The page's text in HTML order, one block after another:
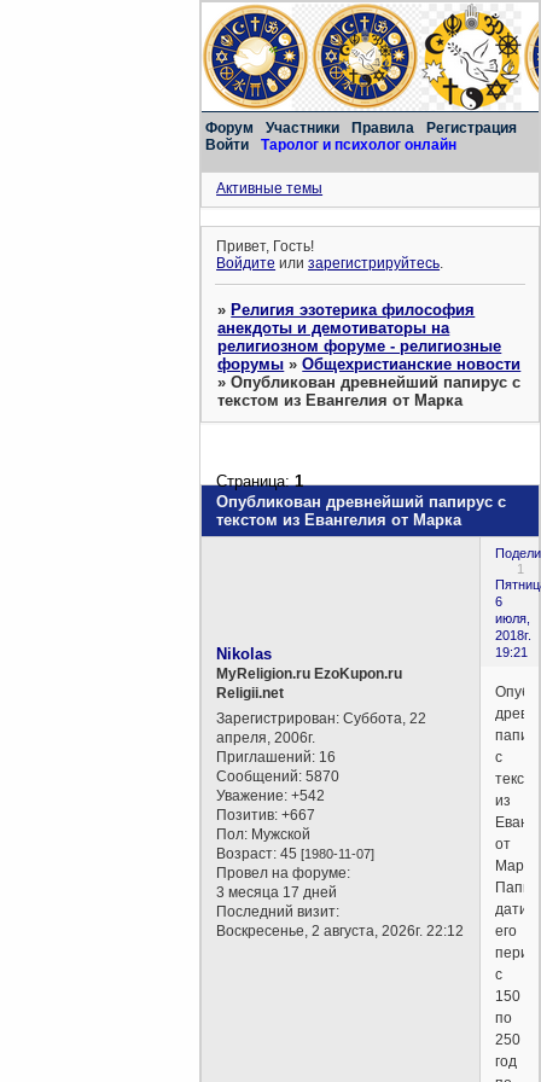
Форум Участники Правила
Регистрация
Войти
Таролог и психолог онлайн
Активные темы
Привет, Гость!
Войдите илизарегистрируйтесь.
»Религия эзотерика философия
анекдоты и демотиваторы на
религиозном форуме - религиозные
форумы »Общехристианские новости
»Опубликован древнейший папирус с
текстом из Евангелия от Марка
Опубликован древнейший папирус с
текстом из Евангелия от Марка
Страница:1
1
6
июля,
2018г.
19:21
Nikolas
MyReligion.ru EzoKupon.ru
Religii.net
Зарегистрирован: Суббота, 22
апреля, 2006г.
Приглашений: 16
Сообщений: 5870
Уважение: +542
Позитив: +667
Пол: Мужской
Возраст: 45[1980-11-07]
Провел на форуме:
3 месяца 17 дней
Последний визит:
Воскресенье, 2 августа, 2026г. 22:12
с
из
от
Марка
его
с
150
по
250
год